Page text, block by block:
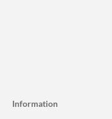
Information